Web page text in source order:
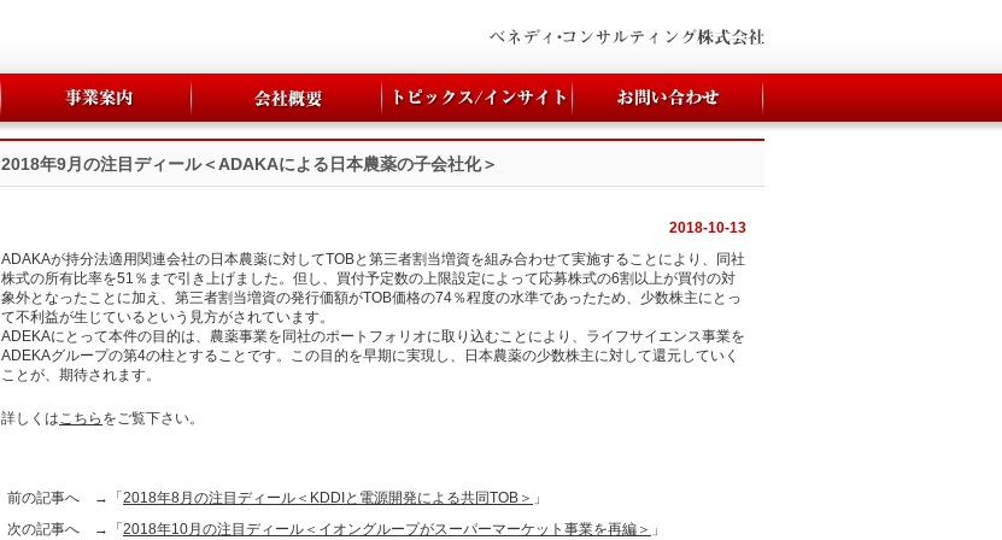
2018年9月の注目ディール＜ADAKAによる日本農薬の子会社化＞
2018-10-13
ADAKAが持分法適用関連会社の日本農薬に対してTOBと第三者割当増資を組み合わせて実施することにより、同社
株式の所有比率を51％まで引き上げました。但し、買付予定数の上限設定によって応募株式の6割以上が買付の対
象外となったことに加え、第三者割当増資の発行価額がTOB価格の74％程度の水準であったため、少数株主にとっ
て不利益が生じているという見方がされています。
ADEKAにとって本件の目的は、農薬事業を同社のポートフォリオに取り込むことにより、ライフサイエンス事業を
ADEKAグループの第4の柱とすることです。この目的を早期に実現し、日本農薬の少数株主に対して還元していく
ことが、期待されます。
詳しくはこちら をご覧下さい。
前の記事へ →「 2018年8月の注目ディール＜KDDIと電源開発による共同TOB＞ 」
次の記事へ →「 2018年10月の注目ディール＜イオングループがスーパーマーケット事業を再編＞ 」